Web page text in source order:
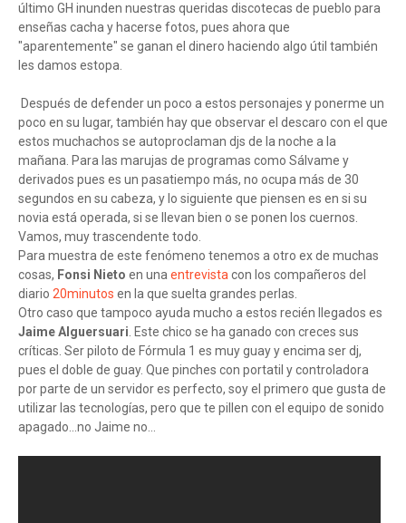
último GH inunden nuestras queridas discotecas de pueblo para
enseñas cacha y hacerse fotos, pues ahora que
"aparentemente" se ganan el dinero haciendo algo útil también
les damos estopa.
Después de defender un poco a estos personajes y ponerme un
poco en su lugar, también hay que observar el descaro con el que
estos muchachos se autoproclaman djs de la noche a la
mañana. Para las marujas de programas como Sálvame y
derivados pues es un pasatiempo más, no ocupa más de 30
segundos en su cabeza, y lo siguiente que piensen es en si su
novia está operada, si se llevan bien o se ponen los cuernos.
Vamos, muy trascendente todo.
Para muestra de este fenómeno tenemos a otro ex de muchas
cosas, Fonsi Nieto en unaentrevistacon los compañeros del
diario 20minutos en la que suelta grandes perlas.
Otro caso que tampoco ayuda mucho a estos recién llegados es
Jaime Alguersuari. Este chico se ha ganado con creces sus
críticas. Ser piloto de Fórmula 1 es muy guay y encima ser dj,
pues el doble de guay. Que pinches con portatil y controladora
por parte de un servidor es perfecto, soy el primero que gusta de
utilizar las tecnologías, pero que te pillen con el equipo de sonido
apagado...no Jaime no...